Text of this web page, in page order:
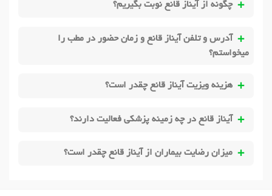
چگونه از آیناز قانع نوبت بگیریم؟
آدرس و تلفن آیناز قانع و زمان حضور در مطب را
میخواستم؟
هزینه ویزیت آیناز قانع چقدر است؟
آیناز قانع در چه زمینه پزشکی فعالیت دارند؟
میزان رضایت بیماران از آیناز قانع چقدر است؟